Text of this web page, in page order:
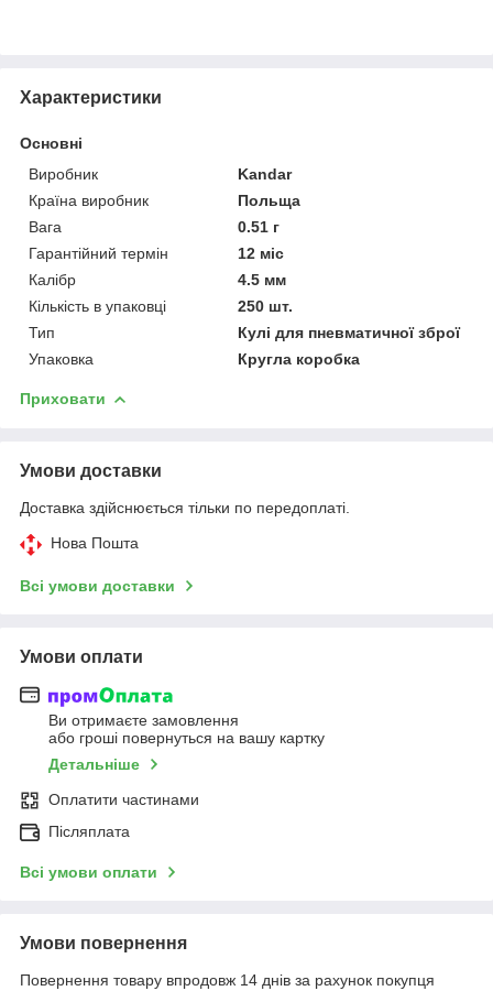
Характеристики
Основні
Виробник
Kandar
Країна виробник
Польща
Вага
0.51 г
Гарантійний термін
12 міс
Калібр
4.5 мм
Кількість в упаковці
250 шт.
Тип
Кулі для пневматичної зброї
Упаковка
Кругла коробка
Приховати
Умови доставки
Доставка здійснюється тільки по передоплаті.
Нова Пошта
Всі умови доставки
Умови оплати
Ви отримаєте замовлення
або гроші повернуться на вашу картку
Детальніше
Оплатити частинами
Післяплата
Всі умови оплати
Умови повернення
Повернення товару впродовж 14 днів за рахунок покупця